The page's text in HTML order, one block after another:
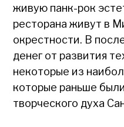
живую панк-рок
ресторана живут в
окрестности. В
денег от развития
некоторые из
которые раньше
творческого духа